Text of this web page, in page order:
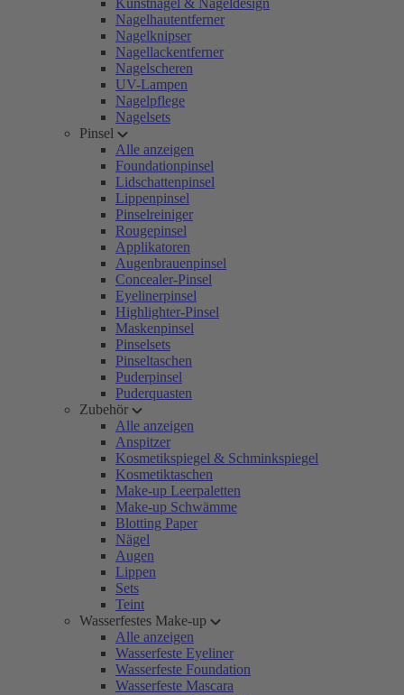
Kunstnägel & Nageldesign
Nagelhautentferner
Nagelknipser
Nagellackentferner
Nagelscheren
UV-Lampen
Nagelpflege
Nagelsets
Pinsel
Alle anzeigen
Foundationpinsel
Lidschattenpinsel
Lippenpinsel
Pinselreiniger
Rougepinsel
Applikatoren
Augenbrauenpinsel
Concealer-Pinsel
Eyelinerpinsel
Highlighter-Pinsel
Maskenpinsel
Pinselsets
Pinseltaschen
Puderpinsel
Puderquasten
Zubehör
Alle anzeigen
Anspitzer
Kosmetikspiegel & Schminkspiegel
Kosmetiktaschen
Make-up Leerpaletten
Make-up Schwämme
Blotting Paper
Nägel
Augen
Lippen
Sets
Teint
Wasserfestes Make-up
Alle anzeigen
Wasserfeste Eyeliner
Wasserfeste Foundation
Wasserfeste Mascara